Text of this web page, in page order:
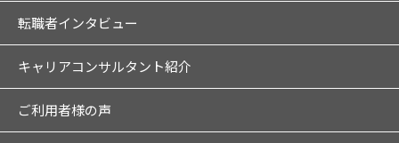
転職者インタビュー
キャリアコンサルタント紹介
ご利用者様の声